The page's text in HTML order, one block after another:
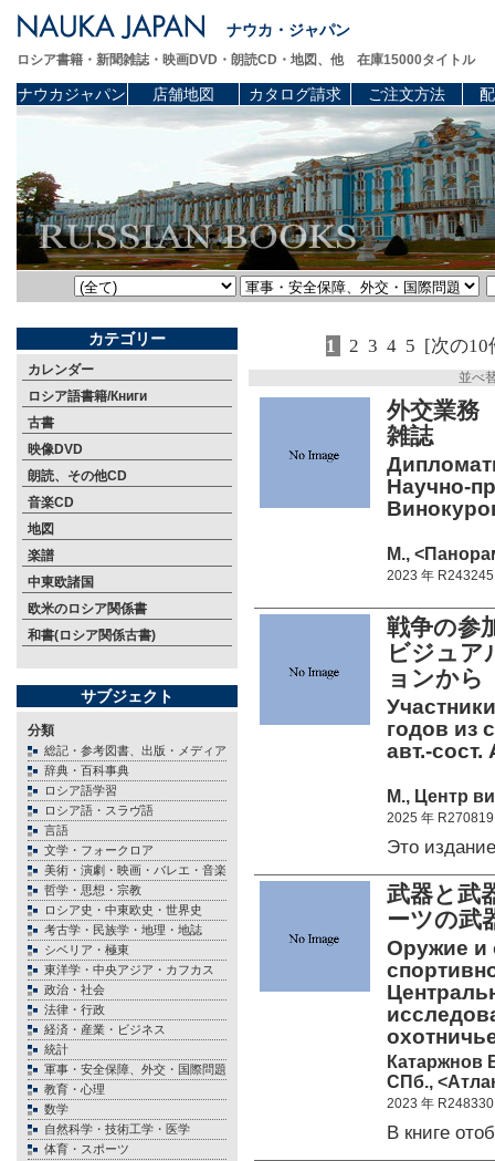
ナウカ・ジャパン
ロシア書籍・新聞雑誌・映画DVD・朗読CD・地図、他 在庫15000タイトル
ナウカジャパン 店舗地図 カタログ請求 ご注文方法
カテゴリー
カレンダー
ロシア語書籍/Книги
古書
映像DVD
朗読、その他CD
音楽CD
地図
楽譜
中東欧諸国
欧米のロシア関係書
和書(ロシア関係古書)
サブジェクト
分類
総記・参考図書、出版・メディア
辞典・百科事典
ロシア語学習
ロシア語・スラヴ語
言語
文学・フォークロア
美術・演劇・映画・バレエ・音楽
哲学・思想・宗教
ロシア史・中東欧史・世界史
考古学・民族学・地理・地誌
シベリア・極東
東洋学・中央アジア・カフカス
政治・社会
法律・行政
経済・産業・ビジネス
統計
軍事・安全保障、外交・国際問題
教育・心理
数学
自然科学・技術工学・医学
体育・スポーツ
1 2 3 4 5 [次の10
並べ
外交業
雑誌
Научно-
М.,
2023 年 R243245
戦争の
ビジュア
ョンか
годов из
авт.-
М., Центр
2025 年 R270819
Это
武器と
ーツの武
Оружие и
Катаржнов
СПб.,
2023 年 R248330
В книге